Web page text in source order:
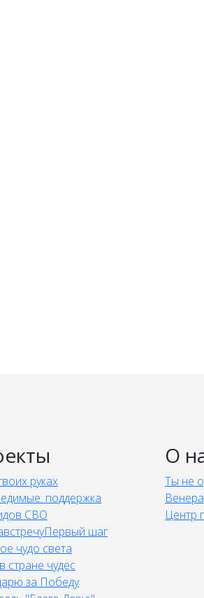
по воспитательной работе и
Центра профилактической
руках
поддержка
СВО
Первый шаг
чудо света
стране чудес
за Победу
О
Ты не
Центр